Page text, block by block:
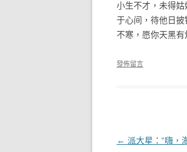
小生不才，未得姑
于心间，待他日披
不寒，愿你天黑
發佈留言
文章導覽
← 派大星：“嗨，